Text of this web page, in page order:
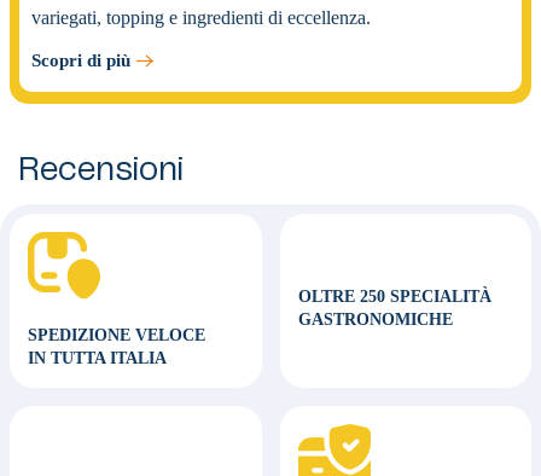
variegati, topping e ingredienti di eccellenza.
Scopri di più
Recensioni
SPEDIZIONE VELOCE
IN TUTTA ITALIA
OLTRE 250 SPECIALITÀ
GASTRONOMICHE